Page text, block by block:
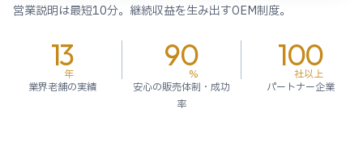
営業説明は最短10分。継続収益を生み出すOEM制度。
13
年
業界老舗の実績
90
%
安心の販売体制・成功
率
100
社以上
パートナー企業